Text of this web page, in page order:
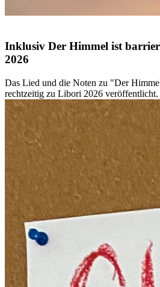
Inklusiv Der Himmel ist
2026
Das Lied und die Noten zu "Der
rechtzeitig zu Libori 2026 veröffentlicht.